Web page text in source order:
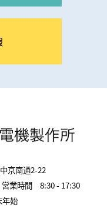
京南通2-22
営業時間 8:30 - 17:30
年始